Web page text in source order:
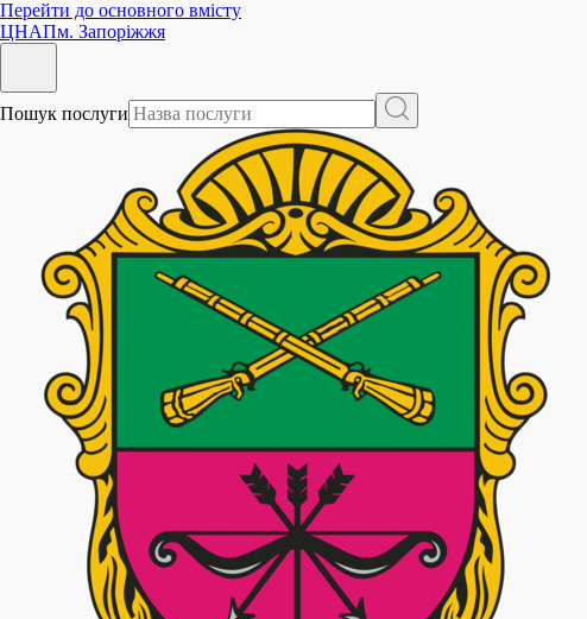
Перейти до основного вмісту
ЦНАПм. Запоріжжя
Пошук послуги